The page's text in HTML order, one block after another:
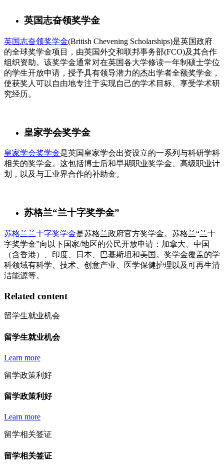
英国志奋领奖学金
英国志奋领奖学金(British Chevening Scholarships)是英国政府
的全球奖学金项目，由英国外交和联邦事务部(FCO)及其合作
组织资助。该奖学金通常对在英国各大学修读一年制硕士学位
的学生开放申请，授予具有领导潜力的杰出学者全额奖学金，
使获奖人可以自由地专注于实现自己的学术目标、享受学术研
究经历。
皇家学会奖学金
皇家学会奖学金是英国皇家学会出资设立的一系列与科研学科
相关的奖学金。这包括博士后和早期职业奖学金、高级职业计
划，以及与工业界合作的补助金。
苏格兰“兰十字奖学金”
苏格兰兰十字奖学金是苏格兰政府官方奖学金。苏格兰“兰十
字奖学金”向以下国家/地区的公民开放申请：加拿大、中国
（含香港）、印度、日本、巴基斯坦和美国。奖学金覆盖的学
科领域有科学、技术、创意产业、医学保健护理以及可再生清
洁能源等。
Related content
留学生就业机会
留学生就业机会
Learn more
留学政策利好
留学政策利好
Learn more
留学相关签证
留学相关签证